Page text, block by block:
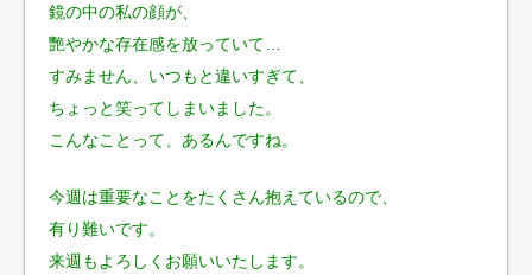
鏡の中の私の顔が、
艷やかな存在感を放っていて…
すみません、いつもと違いすぎて、
ちょっと笑ってしまいました。
こんなことって、あるんですね。
今週は重要なことをたくさん抱えているので、
有り難いです。
来週もよろしくお願いいたします。